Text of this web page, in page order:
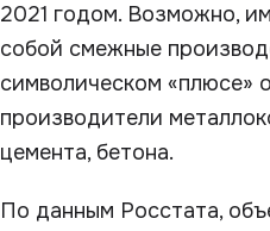
2021 годом. Возможно,
собой смежные
символическом «плюсе»
производители
цемента, бетона.
По данным Росстата,